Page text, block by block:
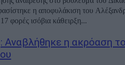
η αποφυλάκιση του
φορές ισόβια κάθειρξη...
Αναβλήθηκε η ακρόαση